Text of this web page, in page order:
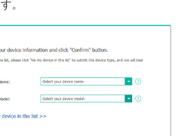
。